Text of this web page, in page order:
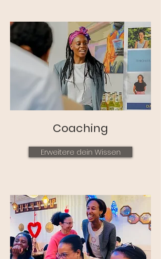
Coaching
Erweitere dein Wissen